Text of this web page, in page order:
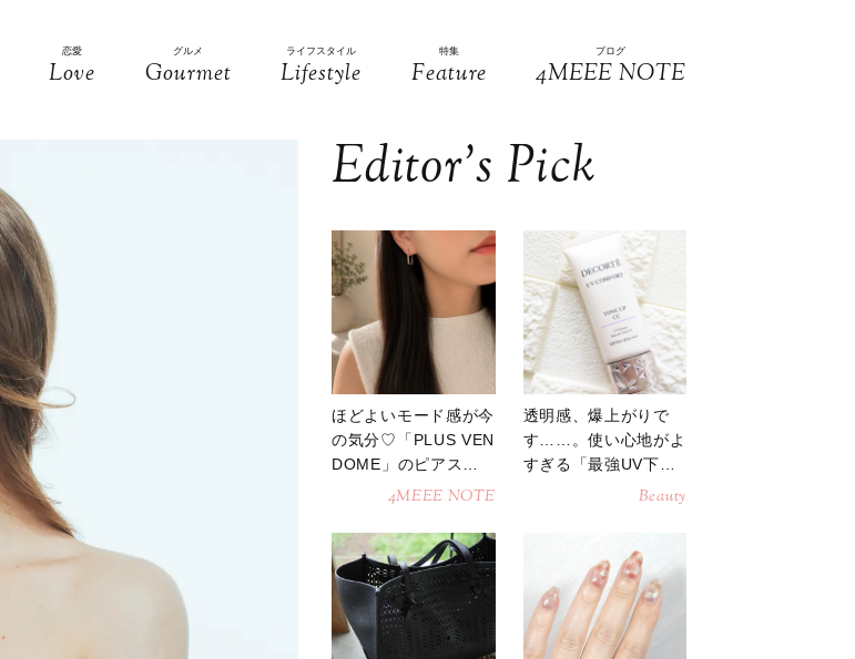
恋愛
Love
グルメ
Gourmet
ライフスタイル
Lifestyle
特集
Feature
ブログ
4MEEE NOTE
Editor’s Pick
ほどよいモード感が今
の気分♡「PLUS VEN
DOME」のピアスが
4MEEE NOTE
透明感、爆上がりで
す……。使い心地がよ
すぎる「最強UV下
Beauty